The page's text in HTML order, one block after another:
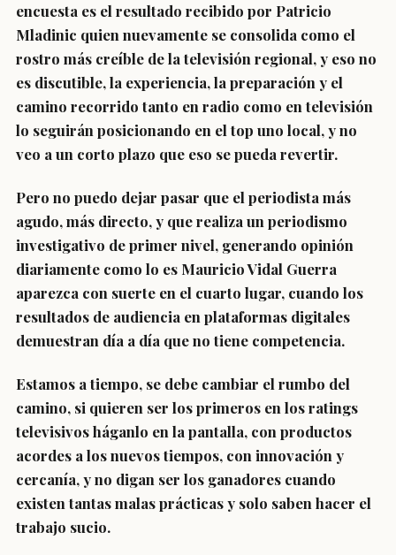
encuesta es el resultado recibido por Patricio
Mladinic quien nuevamente se consolida como el
rostro más creíble de la televisión regional, y eso no
es discutible, la experiencia, la preparación y el
camino recorrido tanto en radio como en televisión
lo seguirán posicionando en el top uno local, y no
veo a un corto plazo que eso se pueda revertir.
Pero no puedo dejar pasar que el periodista más
agudo, más directo, y que realiza un periodismo
investigativo de primer nivel, generando opinión
diariamente como lo es Mauricio Vidal Guerra
aparezca con suerte en el cuarto lugar, cuando los
resultados de audiencia en plataformas digitales
demuestran día a día que no tiene competencia.
Estamos a tiempo, se debe cambiar el rumbo del
camino, si quieren ser los primeros en los ratings
televisivos háganlo en la pantalla, con productos
acordes a los nuevos tiempos, con innovación y
cercanía, y no digan ser los ganadores cuando
existen tantas malas prácticas y solo saben hacer el
trabajo sucio.